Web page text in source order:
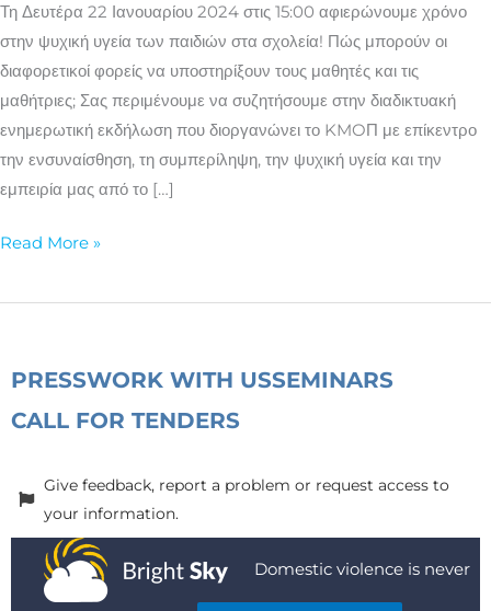
Τη Δευτέρα 22 Ιανουαρίου 2024 στις 15:00 αφιερώνουμε χρόνο
στην ψυχική υγεία των παιδιών στα σχολεία! Πώς μπορούν οι
διαφορετικοί φορείς να υποστηρίξουν τους μαθητές και τις
μαθήτριες; Σας περιμένουμε να συζητήσουμε στην διαδικτυακή
ενημερωτική εκδήλωση που διοργανώνει το KMOΠ με επίκεντρο
την ενσυναίσθηση, τη συμπερίληψη, την ψυχική υγεία και την
εμπειρία μας από το […]
Read More »
PRESSWORK WITH USSEMINARS
CALL FOR TENDERS
Give feedback, report a problem or request access to
your information.
Domestic violence is never